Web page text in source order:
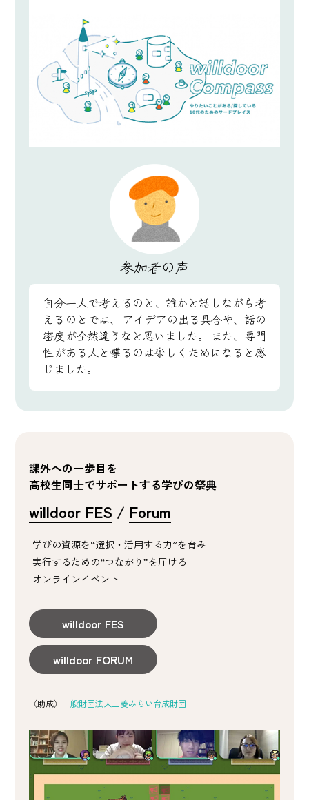
参加者の声
自分一人で考えるのと、誰かと話しながら考
えるのとでは、
アイデアの出る具合や、話の
密度が全然違うなと思いました。
また、専門
性がある人と喋るのは楽しくためになると感
じました。
課外への一歩目を
高校生同士でサポートする学びの祭典
willdoor FES / Forum
学びの資源を“選択・活用する力”を育み
実行するための“つながり”を届ける
オンラインイベント
willdoor FES
willdoor FORUM
〈助成〉 一般財団法人三菱みらい育成財団